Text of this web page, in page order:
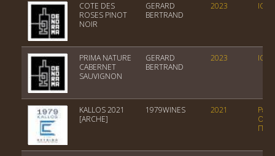
COTE DES
ROSES PINOT
NOIR
GERARD
BERTRAND
2023 IGP
PRIMA NATURE
CABERNET
SAUVIGNON
GERARD
BERTRAND
2023 IGP
KALLOS 2021
[ARCHE]
1979WINES 2021